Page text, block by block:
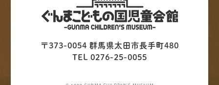
〒373-0054 群馬県太田市長手町480
TEL 0276-25-0055